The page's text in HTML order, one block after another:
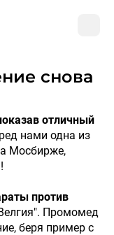
отличный
нами одна из
Мосбирже,
против
Промомед
беря пример с